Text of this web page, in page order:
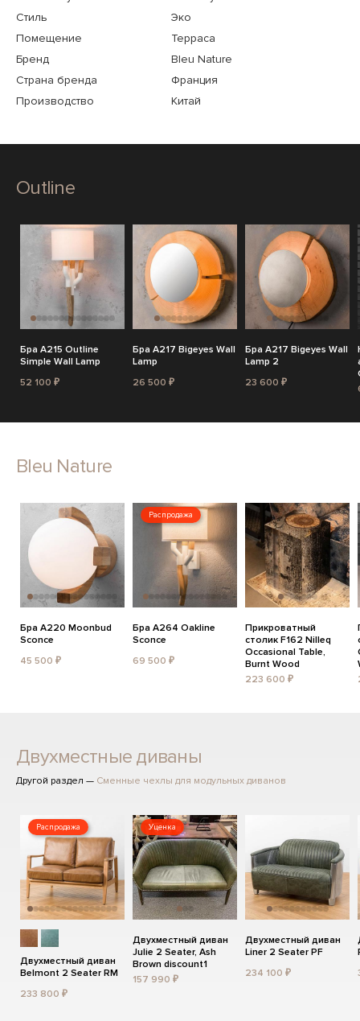
Стиль
Эко
Помещение
Терраса
Бренд
Bleu Nature
Страна бренда
Франция
Производство
Китай
Outline
Бра A215 Outline
Simple Wall Lamp
52 100 ₽
Бра A217 Bigeyes Wall
Lamp
26 500 ₽
Бра A217 Bigeyes Wall
Lamp 2
23 600 ₽
Bleu Nature
Бра A220 Moonbud
Sconce
45 500 ₽
Распродажа
Бра A264 Oakline
Sconce
69 500 ₽
Прикроватный
столик F162 Nilleq
Occasional Table,
Burnt Wood
223 600 ₽
Двухместные диваны
Другой раздел — Сменные чехлы для модульных диванов
Распродажа
Двухместный диван
Belmont 2 Seater RM
233 800 ₽
Уценка
Двухместный диван
Julie 2 Seater, Ash
Brown discount1
157 990 ₽
Двухместный диван
Liner 2 Seater PF
234 100 ₽